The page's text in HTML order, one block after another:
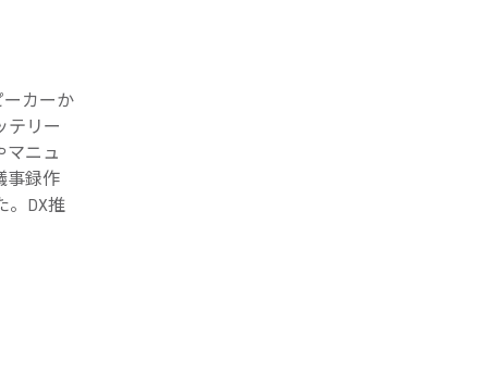
ーカーか
テリー
マニュ
事録作
。DX推